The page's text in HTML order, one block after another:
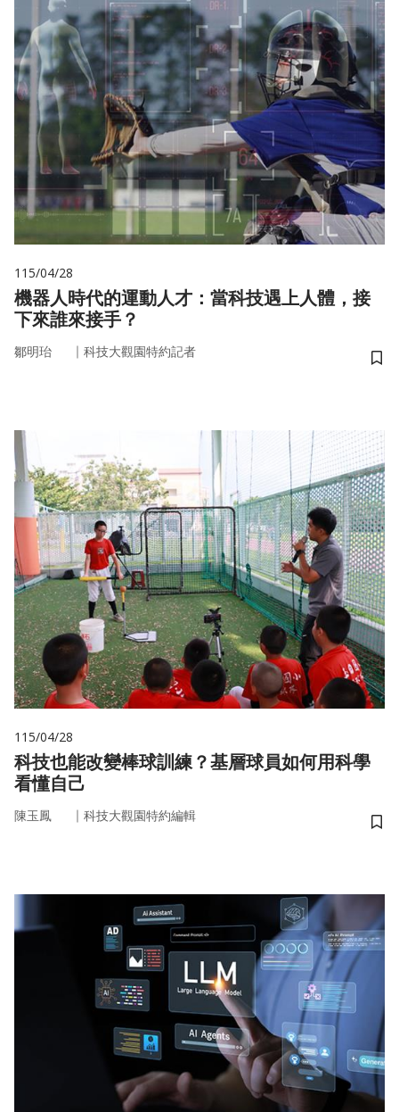
115/04/28
機器人時代的運動人才：當科技遇上人體，接
下來誰來接手？
鄒明珆 ｜ 科技大觀園特約記者
儲
115/04/28
科技也能改變棒球訓練？基層球員如何用科學
看懂自己
陳玉鳳 ｜ 科技大觀園特約編輯
儲